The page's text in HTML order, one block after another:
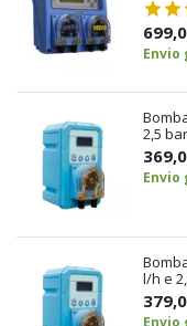
2,5 bar
l/h e